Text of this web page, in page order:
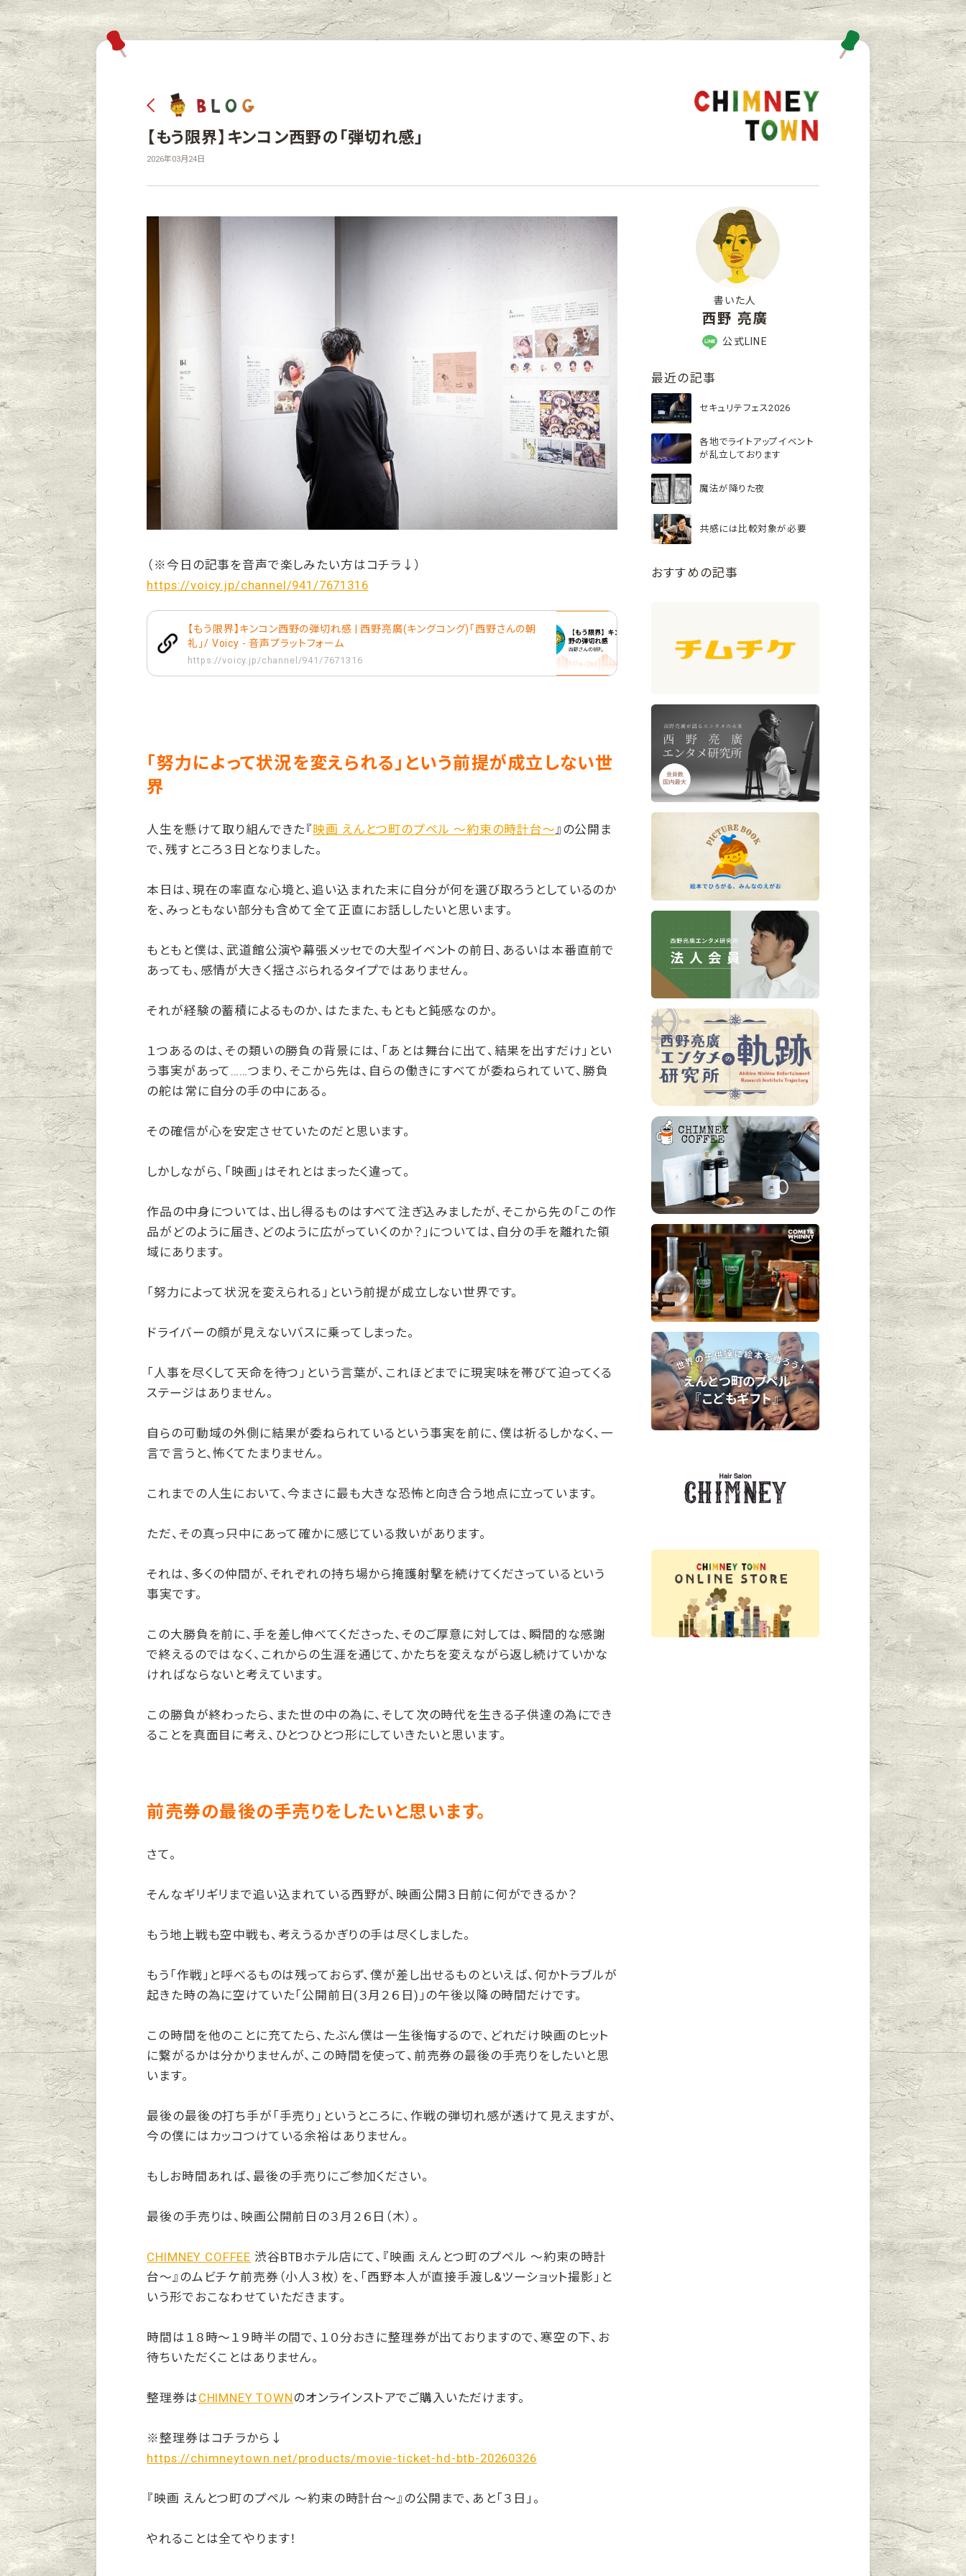
【もう限界】キンコン西野の「弾切れ感」
2026年03月24日
（※今日の記事を音声で楽しみたい方はコチラ↓）
https://voicy.jp/channel/941/7671316
【もう限界】キンコン西野の弾切れ感 | 西野亮廣(キングコング)「西野さんの朝
礼」/ Voicy - 音声プラットフォーム
https://voicy.jp/channel/941/7671316
「努力によって状況を変えられる」という前提が成立しない世
界
人生を懸けて取り組んできた『映画 えんとつ町のプペル 〜約束の時計台〜』の公開ま
で、残すところ３日となりました。
本日は、現在の率直な心境と、追い込まれた末に自分が何を選び取ろうとしているのか
を、みっともない部分も含めて全て正直にお話ししたいと思います。
もともと僕は、武道館公演や幕張メッセでの大型イベントの前日、あるいは本番直前で
あっても、感情が大きく揺さぶられるタイプではありません。
それが経験の蓄積によるものか、はたまた、もともと鈍感なのか。
１つあるのは、その類いの勝負の背景には、「あとは舞台に出て、結果を出すだけ」とい
う事実があって……つまり、そこから先は、自らの働きにすべてが委ねられていて、勝負
の舵は常に自分の手の中にある。
その確信が心を安定させていたのだと思います。
しかしながら、「映画」はそれとはまったく違って。
作品の中身については、出し得るものはすべて注ぎ込みましたが、そこから先の「この作
品がどのように届き、どのように広がっていくのか？」については、自分の手を離れた領
域にあります。
「努力によって状況を変えられる」という前提が成立しない世界です。
ドライバーの顔が見えないバスに乗ってしまった。
「人事を尽くして天命を待つ」という言葉が、これほどまでに現実味を帯びて迫ってくる
ステージはありません。
自らの可動域の外側に結果が委ねられているという事実を前に、僕は祈るしかなく、一
言で言うと、怖くてたまりません。
これまでの人生において、今まさに最も大きな恐怖と向き合う地点に立っています。
ただ、その真っ只中にあって確かに感じている救いがあります。
それは、多くの仲間が、それぞれの持ち場から掩護射撃を続けてくださっているという
事実です。
この大勝負を前に、手を差し伸べてくださった、そのご厚意に対しては、瞬間的な感謝
で終えるのではなく、これからの生涯を通じて、かたちを変えながら返し続けていかな
ければならないと考えています。
この勝負が終わったら、また世の中の為に、そして次の時代を生きる子供達の為にでき
ることを真面目に考え、ひとつひとつ形にしていきたいと思います。
前売券の最後の手売りをしたいと思います。
さて。
そんなギリギリまで追い込まれている西野が、映画公開３日前に何ができるか？
もう地上戦も空中戦も、考えうるかぎりの手は尽くしました。
もう「作戦」と呼べるものは残っておらず、僕が差し出せるものといえば、何かトラブルが
起きた時の為に空けていた「公開前日(３月２６日)」の午後以降の時間だけです。
この時間を他のことに充てたら、たぶん僕は一生後悔するので、どれだけ映画のヒット
に繋がるかは分かりませんが、この時間を使って、前売券の最後の手売りをしたいと思
います。
最後の最後の打ち手が「手売り」というところに、作戦の弾切れ感が透けて見えますが、
今の僕にはカッコつけている余裕はありません。
もしお時間あれば、最後の手売りにご参加ください。
最後の手売りは、映画公開前日の３月２６日（木）。
CHIMNEY COFFEE 渋谷BTBホテル店にて、『映画 えんとつ町のプペル 〜約束の時計
台〜』のムビチケ前売券（小人３枚）を、「西野本人が直接手渡し&ツーショット撮影」と
いう形でおこなわせていただきます。
時間は１８時〜１９時半の間で、１０分おきに整理券が出ておりますので、寒空の下、お
待ちいただくことはありません。
整理券はCHIMNEY TOWNのオンラインストアでご購入いただけます。
※整理券はコチラから↓
https://chimneytown.net/products/movie-ticket-hd-btb-20260326
『映画 えんとつ町のプペル 〜約束の時計台〜』の公開まで、あと「３日」。
やれることは全てやります！
書いた人
西野 亮廣
公式LINE
最近の記事
セキュリテフェス2026
各地でライトアップイベント
が乱立しております
魔法が降りた夜
共感には比較対象が必要
おすすめの記事